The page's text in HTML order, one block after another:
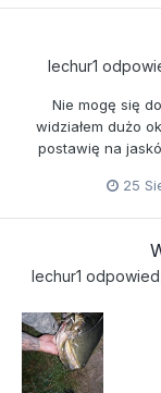
lechur1
Nie mogę się
widziałem dużo
postawię na
25
lechur1